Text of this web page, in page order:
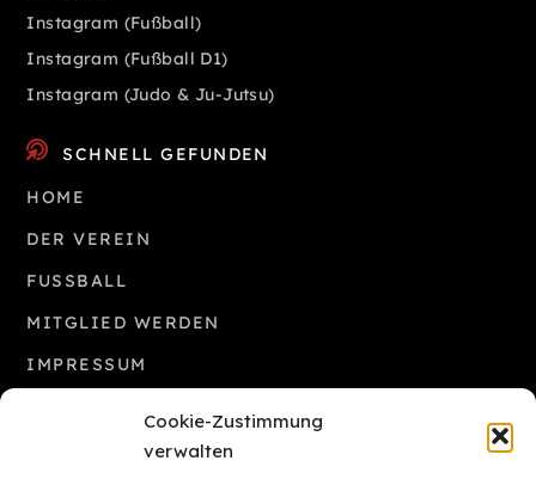
Cookie-Zustimmung
verwalten
Instagram (Fußball)
Instagram (Fußball D1)
Instagram (Judo & Ju-Jutsu)
SCHNELL GEFUNDEN
HOME
DER VEREIN
FUSSBALL
MITGLIED WERDEN
IMPRESSUM